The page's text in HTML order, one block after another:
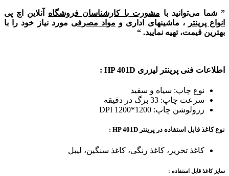
” شما می‌توانید با مشورت با کارشناسان فروشگاه آنلاین اچ پی
انواع پرینتر
، ماشینهای اداری و مواد مصرفی مورد نیاز خود را با
بهترین قیمت، تهیه نمایید. “
اطلاعات فنی پرینتر لیزری HP 401D :
نوع چاپ: سیاه و سفید
سرعت چاپ: 33 برگ در دقیقه
رزولوشن چاپ: 1200*1200 DPI
نوع کاغذ قابل استفاده در پرینتر HP 401D :
کاغذ تحریر، کاغذ رنگی، کاغذ سنگین، لیبل
سایز کاغذ قابل استفاده :